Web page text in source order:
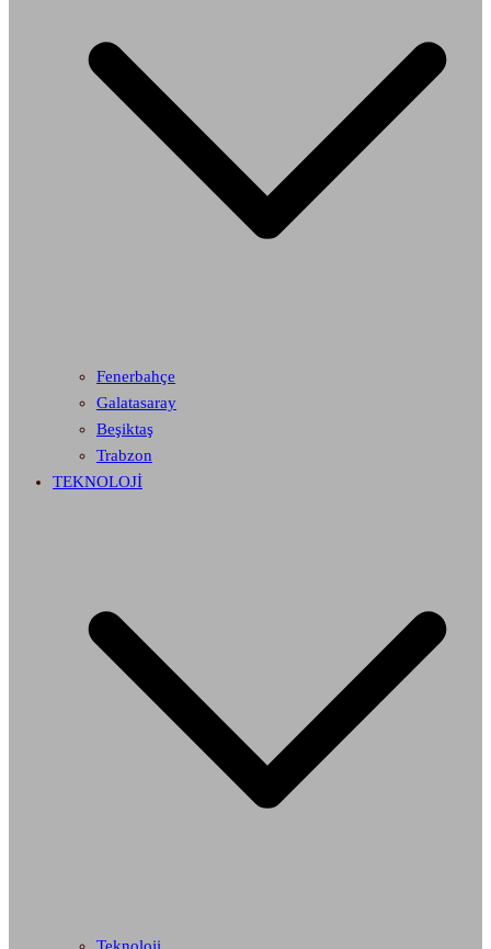
Fenerbahçe
Galatasaray
Beşiktaş
Trabzon
TEKNOLOJİ